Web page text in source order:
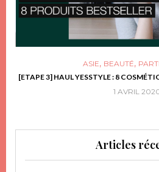
ASIE, BEAUTÉ,
[ETAPE 3] HAUL YESSTYLE : 8
1 AVRIL
Articles